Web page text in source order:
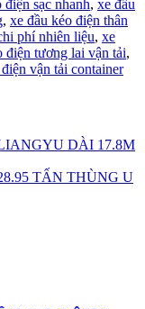
điện sạc nhanh, xe đầu
, xe đầu kéo điện thân
phí nhiên liệu, xe
điện tương lai vận tải,
vận tải container
DÀI 17.8M
TẤN THÙNG U